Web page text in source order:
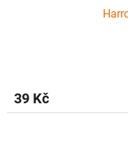
39 Kč